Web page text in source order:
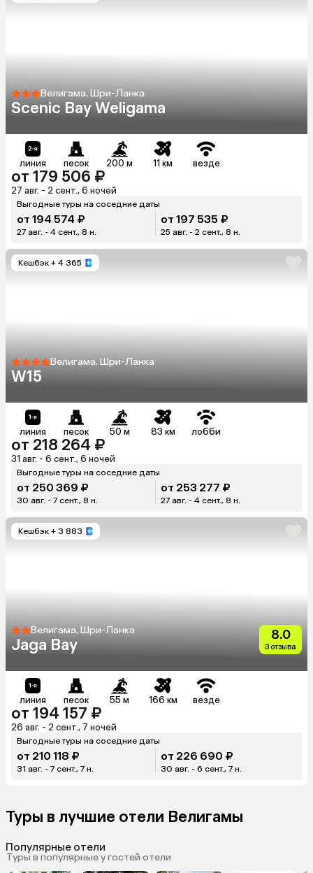
Велигама, Шри-Ланка
Scenic Bay Weligama
линия песок 200 м 11 км везде
от 179 506 ₽
27 авг. - 2 сент., 6 ночей
Выгодные туры на соседние даты
от 194 574 ₽
27 авг. - 4 сент., 8 н.
от 197 535 ₽
25 авг. - 2 сент., 8 н.
Кешбэк + 4 365
Велигама, Шри-Ланка
W15
линия песок 50 м 83 км лобби
от 218 264 ₽
31 авг. - 6 сент., 6 ночей
Выгодные туры на соседние даты
от 250 369 ₽
30 авг. - 7 сент., 8 н.
от 253 277 ₽
27 авг. - 4 сент., 8 н.
Кешбэк + 3 883
Велигама, Шри-Ланка
Jaga Bay
8.0
3 отзыва
линия песок 55 м 166 км везде
от 194 157 ₽
26 авг. - 2 сент., 7 ночей
Выгодные туры на соседние даты
от 210 118 ₽
31 авг. - 7 сент., 7 н.
от 226 690 ₽
30 авг. - 6 сент., 7 н.
Туры в лучшие отели Велигамы
Популярные отели
Туры в популярные у гостей отели